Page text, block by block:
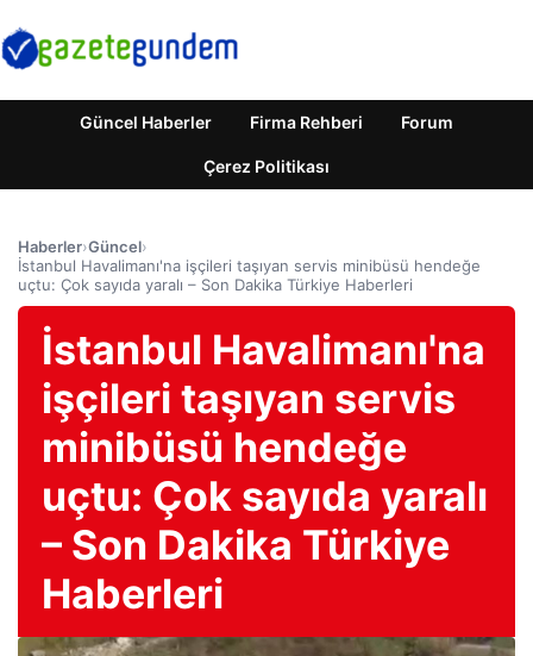
Güncel Haberler Firma Rehberi Forum
Çerez Politikası
Haberler›Güncel›
İstanbul Havalimanı'na işçileri taşıyan servis minibüsü hendeğe
uçtu: Çok sayıda yaralı – Son Dakika Türkiye Haberleri
İstanbul Havalimanı'na
işçileri taşıyan servis
minibüsü hendeğe
uçtu: Çok sayıda yaralı
– Son Dakika Türkiye
Haberleri